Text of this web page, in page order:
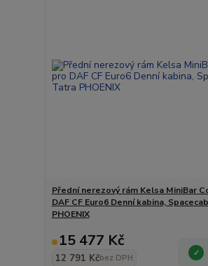
Přední nerezový rám Kelsa MiniBar
DAF CF Euro6 Denní kabina,
PHOENIX
15 477 Kč
12 791 Kčbez DPH